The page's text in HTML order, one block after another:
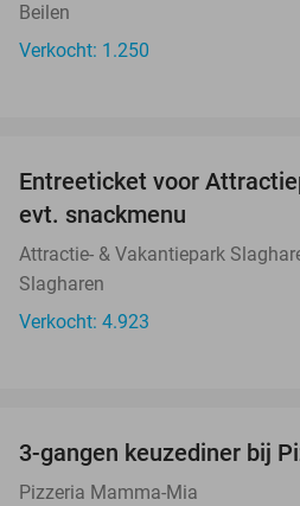
Beilen
Verkocht: 1.250
Entreeticket voor
evt. snackmenu
Attractie- & Vakantiepark
Slagharen
Verkocht: 4.923
3-gangen keuzediner bij
Pizzeria Mamma-Mia